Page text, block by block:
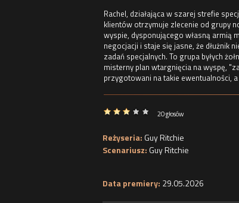
Rachel, działająca w szarej strefie
klientów otrzymuje zlecenie od grupy
wyspie, dysponującego własną armią
negocjacji i staje się jasne, że dłużnik
zadań specjalnych. To grupa byłych
misterny plan wtargnięcia na wyspę,
przygotowani na takie ewentualności,
20 głosów
Reżyseria: Guy Ritchie
Scenariusz: Guy Ritchie
Data premiery: 29.05.2026